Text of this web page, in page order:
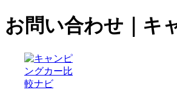
お問い合わせ｜キ